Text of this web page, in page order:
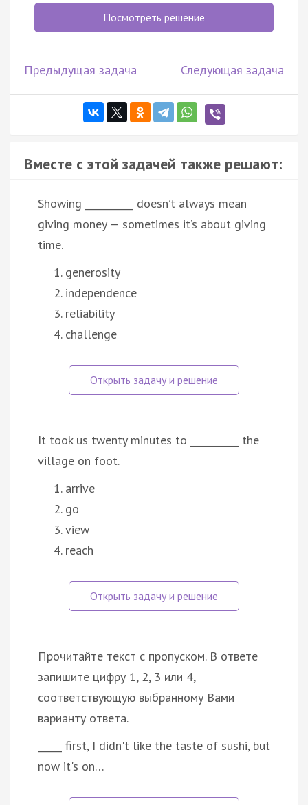
Посмотреть решение
Предыдущая задача Следующая задача
Вместе с этой задачей также решают:
Showing __________ doesn’t always mean
giving money — sometimes it’s about giving
time.
generosity
independence
reliability
challenge
It took us twenty minutes to __________ the
village on foot.
arrive
go
view
reach
Прочитайте текст с пропуском. В ответе
запишите цифру 1, 2, 3 или 4,
соответствующую выбранному Вами
варианту ответа.
_____ first, I didn't like the taste of sushi, but
now it's on…